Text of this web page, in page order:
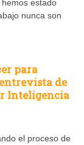
estado
nunca son
para
de
Inteligencia
el proceso de